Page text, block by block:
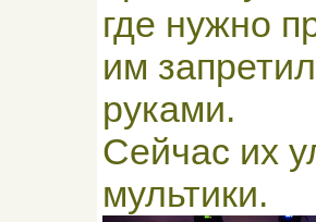
где нужно
им
руками.
Сейчас их
мультики.